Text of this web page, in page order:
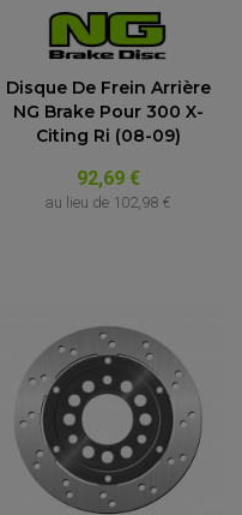
/ STARTER
Disque De Frein Arrière
NG Brake Pour 300 X-
Citing Ri (08-09)
92,69 €
au lieu de 102,98 €